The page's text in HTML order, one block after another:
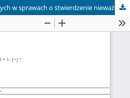
Ochrona danych osobowych w sprawach o stwierdzenie nieważności małżeństwa w świetle wybranych zasad procesu (cz. 1)